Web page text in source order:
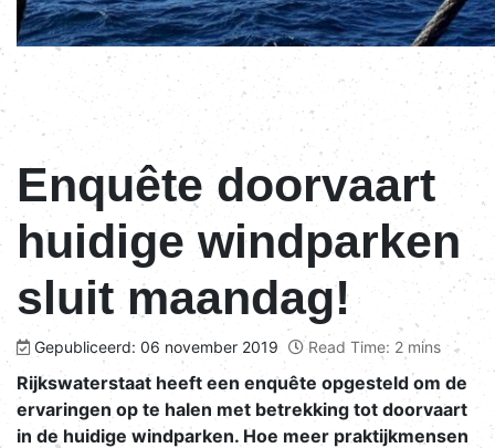
Enquête doorvaart
huidige windparken
sluit maandag!
Gepubliceerd: 06 november 2019 Read Time: 2 mins
Rijkswaterstaat heeft een enquête opgesteld om de
ervaringen op te halen met betrekking tot doorvaart
in de huidige windparken. Hoe meer praktijkmensen